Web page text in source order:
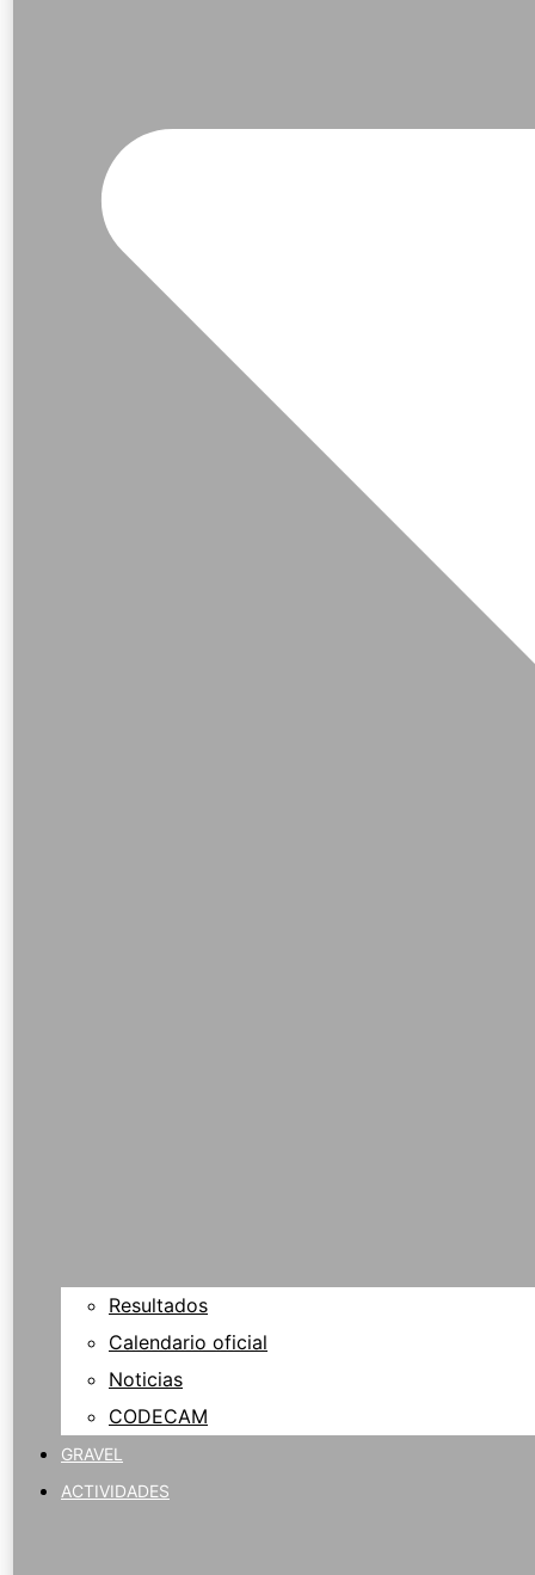
Resultados
Calendario oficial
Noticias
CODECAM
GRAVEL
ACTIVIDADES